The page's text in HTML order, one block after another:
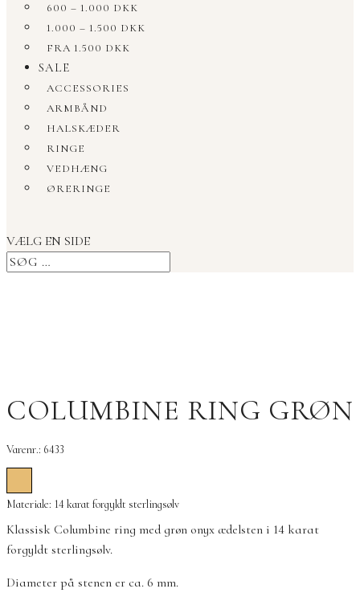
600 – 1.000 DKK
1.000 – 1.500 DKK
FRA 1.500 DKK
SALE
ACCESSORIES
ARMBÅND
HALSKÆDER
RINGE
VEDHÆNG
ØRERINGE
VÆLG EN SIDE
COLUMBINE RING GRØN
Varenr.: 6433
Materiale: 14 karat forgyldt sterlingsølv
Klassisk Columbine ring med grøn onyx ædelsten i 14 karat
forgyldt sterlingsølv.
Diameter på stenen er ca. 6 mm.